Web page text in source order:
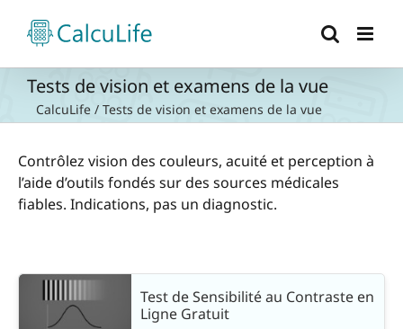
contenu
Tests de vision et examens de la vue
CalcuLife / Tests de vision et examens de la vue
Contrôlez vision des couleurs, acuité et perception à
l’aide d’outils fondés sur des sources médicales
fiables. Indications, pas un diagnostic.
Test de Sensibilité au Contraste en
Ligne Gratuit